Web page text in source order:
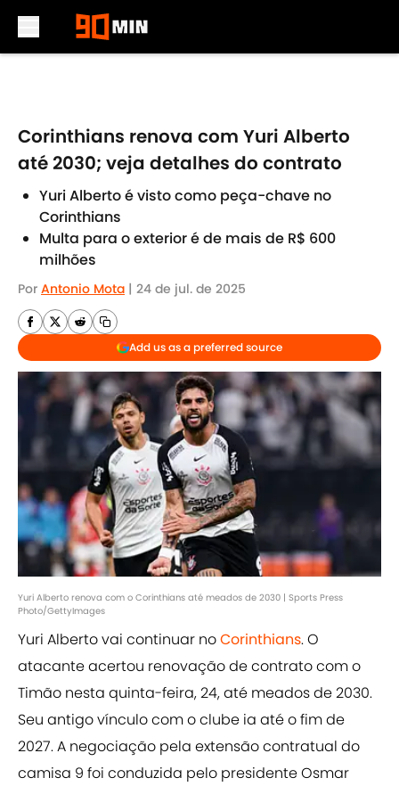
Corinthians renova com Yuri Alberto
até 2030; veja detalhes do contrato
Yuri Alberto é visto como peça-chave no
Corinthians
Multa para o exterior é de mais de R$ 600
milhões
Por Antonio Mota | 24 de jul. de 2025
Add us as a preferred source
Yuri Alberto renova com o Corinthians até meados de 2030 | Sports Press
Photo/GettyImages
Yuri Alberto vai continuar noCorinthians. O
atacante acertou renovação de contrato com o
Timão nesta quinta-feira, 24, até meados de 2030.
Seu antigo vínculo com o clube ia até o fim de
2027. A negociação pela extensão contratual do
camisa 9 foi conduzida pelo presidente Osmar